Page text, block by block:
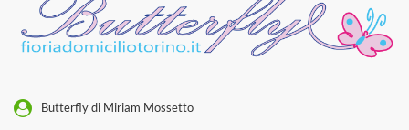
Butterfly di Miriam Mossetto